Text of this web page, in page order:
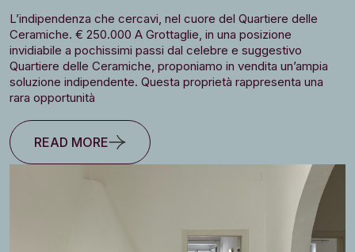
L’indipendenza che cercavi, nel cuore del Quartiere delle
Ceramiche. € 250.000 A Grottaglie, in una posizione
invidiabile a pochissimi passi dal celebre e suggestivo
Quartiere delle Ceramiche, proponiamo in vendita un’ampia
soluzione indipendente. Questa proprietà rappresenta una
rara opportunità
READ MORE